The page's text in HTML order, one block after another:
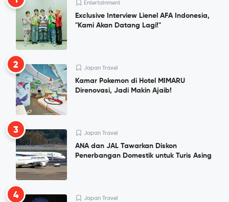
Entertainment
Exclusive Interview Lienel AFA Indonesia,
"Kami Akan Datang Lagi!"
2 Japan Travel
Kamar Pokemon di Hotel MIMARU
Direnovasi, Jadi Makin Ajaib!
3 Japan Travel
ANA dan JAL Tawarkan Diskon
Penerbangan Domestik untuk Turis Asing
4 Japan Travel